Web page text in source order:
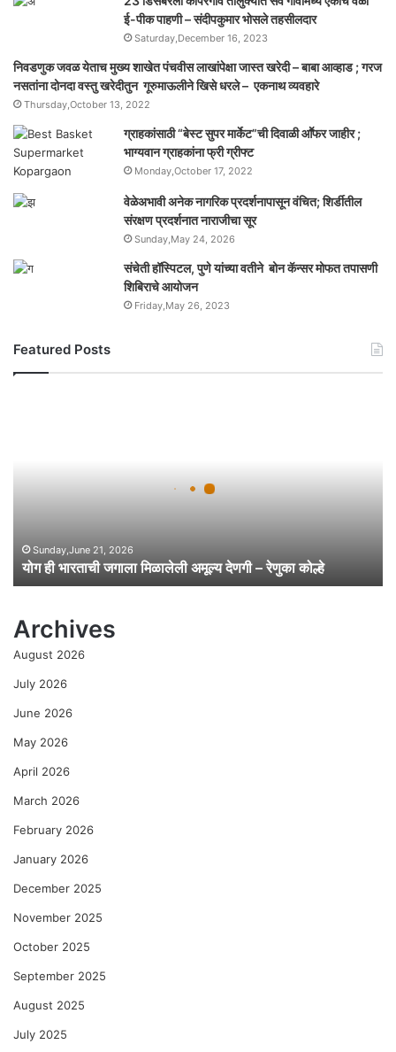
ई-पीक पाहणी – संदीपकुमार भोसले तहसीलदार
Saturday,December 16, 2023
निवडणुक जवळ येताच मुख्य शाखेत पंचवीस लाखांपेक्षा जास्त खरेदी – बाबा आव्हाड ; गरज
नसतांना दोनदा वस्तु खरेदीतुन गूरुमाऊलीने खिसे धरले – एकनाथ व्यवहारे
Thursday,October 13, 2022
ग्राहकांसाठी “बेस्ट सुपर मार्केट”ची दिवाळी आॕफर जाहीर ;
भाग्यवान ग्राहकांना फ्री ग्रीफ्ट
Monday,October 17, 2022
वेळेअभावी अनेक नागरिक प्रदर्शनापासून वंचित; शिर्डीतील
संरक्षण प्रदर्शनात नाराजीचा सूर
Sunday,May 24, 2026
संचेती हॉस्पिटल, पुणे यांच्या वतीने बोन कॅन्सर मोफत तपासणी
शिबिराचे आयोजन
Friday,May 26, 2023
Featured Posts
ला
मि
ले
ली
अ
मू
दे
ण
–
णु
का
ल्हे
Sunday,June 21, 2026
योग ही भारताची जगाला मिळालेली अमूल्य देणगी – रेणुका कोल्हे
Archives
August 2026
July 2026
June 2026
May 2026
April 2026
March 2026
February 2026
January 2026
December 2025
November 2025
October 2025
September 2025
August 2025
July 2025